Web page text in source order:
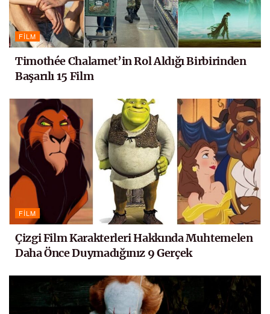
FILM
Timothée Chalamet’in Rol Aldığı Birbirinden
Başarılı 15 Film
FILM
Çizgi Film Karakterleri Hakkında Muhtemelen
Daha Önce Duymadığınız 9 Gerçek